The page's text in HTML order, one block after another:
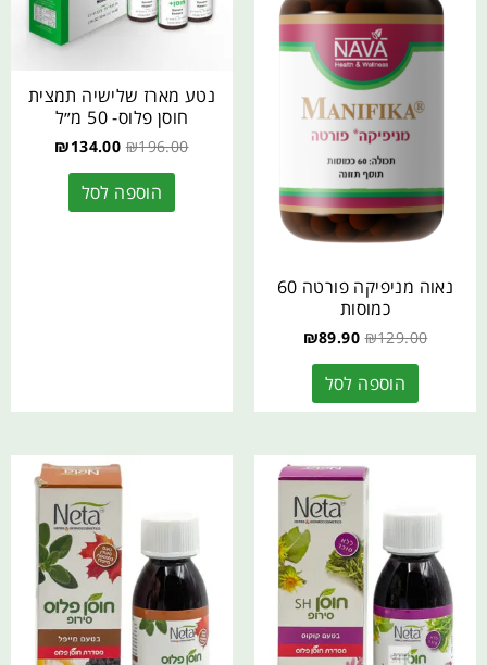
נאוה מניפיקה פורטה 60
כמוסות
₪129.00
₪89.90
הוספה לסל
נטע מארז שלישיה תמצית
חוסן פלוס- 50 מ״ל
₪196.00
₪134.00
הוספה לסל